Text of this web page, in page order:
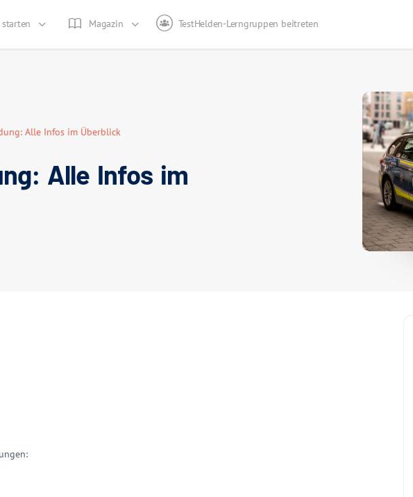
Magazin TestHelden-Lerngruppen beitreten
Alle Infos im Überblick
Alle Infos im